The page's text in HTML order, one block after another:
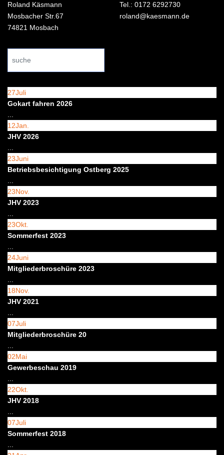
Roland Käsmann
Mosbacher Str.67
74821 Mosbach
Tel.: 0172 6292730
roland@kaesmann.de
...
27Juli
Gokart fahren 2026
12Jan.
JHV 2026
23Juni
Betriebsbesichtigung Ostberg 2025
23Nov.
JHV 2023
23Okt.
Sommerfest 2023
24Juni
Mitgliederbroschüre 2023
18Nov.
JHV 2021
07Juli
Mitgliederbroschüre 20
02Mai
Gewerbeschau 2019
22Okt.
JHV 2018
07Juli
Sommerfest 2018